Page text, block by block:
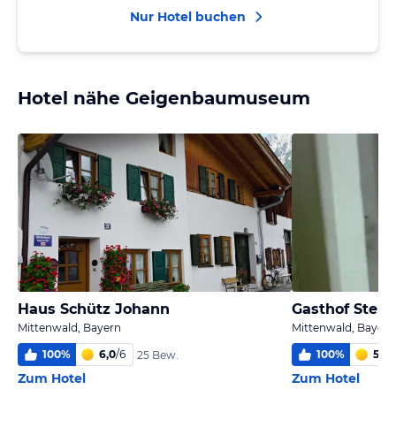
Nur Hotel buchen
Hotel nähe Geigenbaumuseum
Haus Schütz Johann
Mittenwald, Bayern
100% 6,0/6 25 Bew.
Zum Hotel
Gasthof Stern
Mittenwald, Bayern
100% 5,3
Zum Hotel